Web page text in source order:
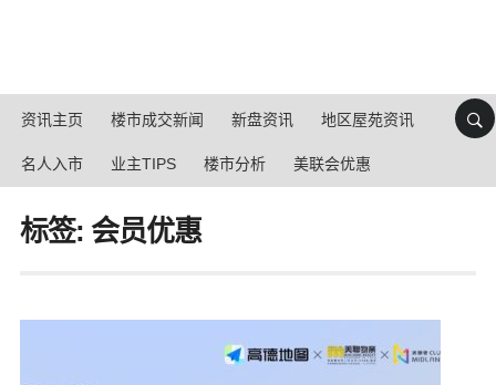
资讯主页 楼市成交新闻 新盘资讯 地区屋苑资讯
名人入市 业主TIPS 楼市分析 美联会优惠
标签: 会员优惠